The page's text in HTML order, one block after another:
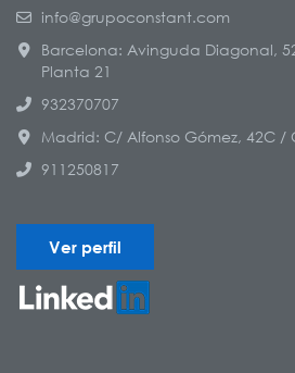
info@grupoconstant.com
Barcelona: Avinguda Diagonal,
Planta 21
932370707
Madrid: C/ Alfonso Gómez, 42C /
911250817
Ver perfil